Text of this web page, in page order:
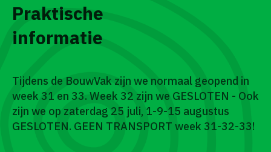
Praktische
informatie
Tijdens de BouwVak zijn we normaal geopend in
week 31 en 33. Week 32 zijn we GESLOTEN - Ook
zijn we op zaterdag 25 juli, 1-9-15 augustus
GESLOTEN. GEEN TRANSPORT week 31-32-33!